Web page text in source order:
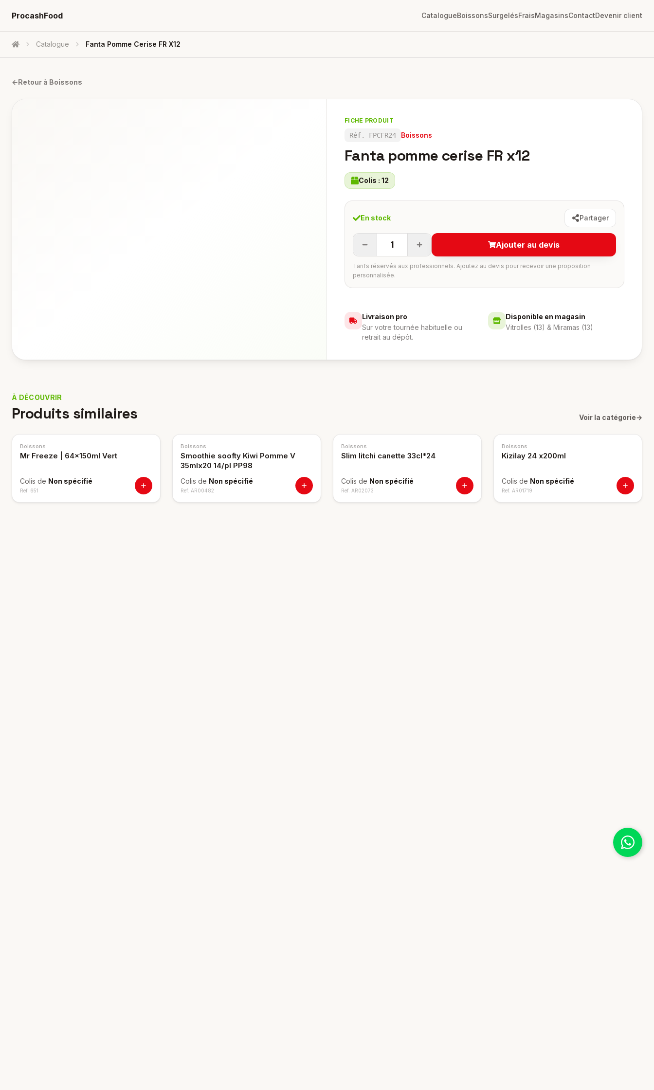
ProcashFood CatalogueBoissonsSurgelésFraisMagasinsContactDevenir client
Accueil Catalogue Fanta Pomme Cerise FR X12
←Retour à Boissons
FICHE PRODUIT
Réf. FPCFR24 Boissons
Fanta pomme cerise FR x12
Colis : 12
En stock Partager
1 Ajouter au devis
Tarifs réservés aux professionnels. Ajoutez au devis pour recevoir une proposition
personnalisée.
Livraison pro
Sur votre tournée habituelle ou
retrait au dépôt.
Disponible en magasin
Vitrolles (13) & Miramas (13)
À DÉCOUVRIR
Produits similaires Voir la catégorie→
Boissons
Mr Freeze | 64x150ml Vert
Colis de Non spécifié
Ref. 651
Boissons
Smoothie soofty Kiwi Pomme V
35mlx20 14/pl PP98
Colis de Non spécifié
Ref. AR00482
Boissons
Slim litchi canette 33cl*24
Colis de Non spécifié
Ref. AR02073
Boissons
Kizilay 24 x200ml
Colis de Non spécifié
Ref. AR01719